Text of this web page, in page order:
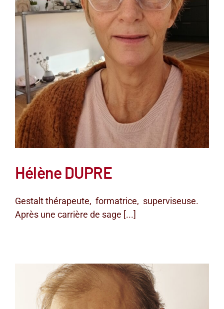
Hélène DUPRE
Gestalt thérapeute, formatrice, superviseuse.
Après une carrière de sage [...]